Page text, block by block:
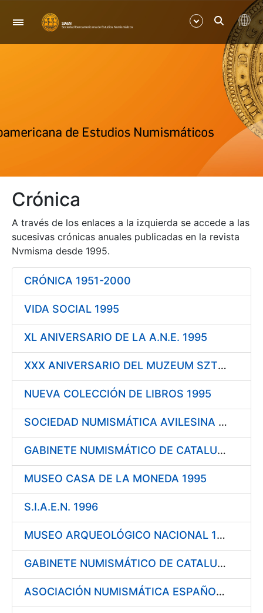
Navegación
Mostrar/Ocultar
Mostrar/Ocultar
Mostrar/Ocultar
Crónica
A través de los enlaces a la izquierda se accede a las
sucesivas crónicas anuales publicadas en la revista
Nvmisma desde 1995.
CRÓNICA 1951-2000
VIDA SOCIAL 1995
XL ANIVERSARIO DE LA A.N.E. 1995
XXX ANIVERSARIO DEL MUZEUM SZTUKI MEDALIERSKIEJ 1995
NUEVA COLECCIÓN DE LIBROS 1995
SOCIEDAD NUMISMÁTICA AVILESINA 1995
GABINETE NUMISMÁTICO DE CATALUÑA 1995
MUSEO CASA DE LA MONEDA 1995
S.I.A.E.N. 1996
MUSEO ARQUEOLÓGICO NACIONAL 1996
GABINETE NUMISMÁTICO DE CATALUÑA 1996
ASOCIACIÓN NUMISMÁTICA ESPAÑOLA 1996